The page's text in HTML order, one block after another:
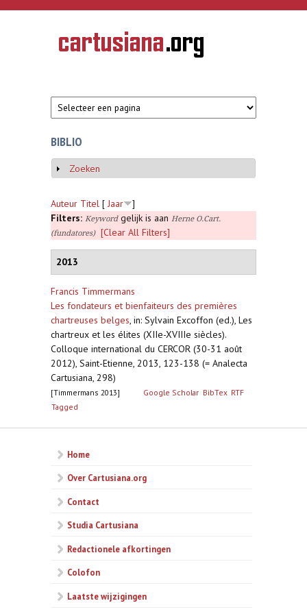
Overslaan en naar de inhoud gaan
CARTUSIANA
Geschiedenis
van de
BIBLIO
Weergeven
Zoeken
Auteur Titel [ Jaar
]
Filters: Keywordgelijk is aan Herne O.Cart.
(fundatores)
[Clear All Filters]
2013
Francis Timmermans
Les fondateurs et bienfaiteurs des premières
chartreuses belges, in: Sylvain Excoffon (ed.), Les
chartreux et les élites (XIIe-XVIIIe siècles).
Colloque international du CERCOR (30-31 août
2012), Saint-Etienne, 2013, 123-138 (= Analecta
Cartusiana, 298)
[Timmermans 2013] Google Scholar BibTex RTF
Tagged
Home
Over Cartusiana.org
Contact
Studia Cartusiana
Redactionele afkortingen
Colofon
Laatste wijzigingen